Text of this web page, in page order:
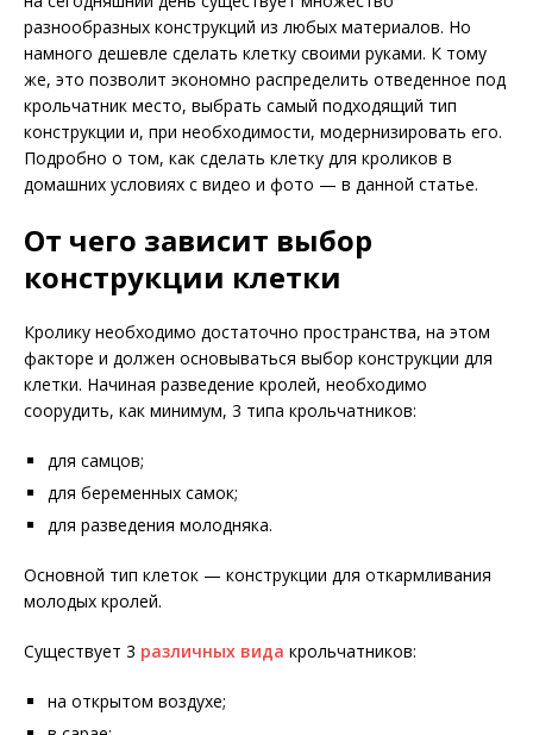
разнообразных конструкций из любых материалов. Но
намного дешевле сделать клетку своими руками. К тому
же, это позволит экономно распределить отведенное под
крольчатник место, выбрать самый подходящий тип
конструкции и, при необходимости, модернизировать его.
Подробно о том, как сделать клетку для кроликов в
домашних условиях с видео и фото — в данной статье.
От чего зависит выбор
конструкции клетки
Кролику необходимо достаточно пространства, на этом
факторе и должен основываться выбор конструкции для
клетки. Начиная разведение кролей, необходимо
соорудить, как минимум, 3 типа крольчатников:
для самцов;
для беременных самок;
для разведения молодняка.
Основной тип клеток — конструкции для откармливания
молодых кролей.
Существует 3 различных вида крольчатников:
на открытом воздухе;